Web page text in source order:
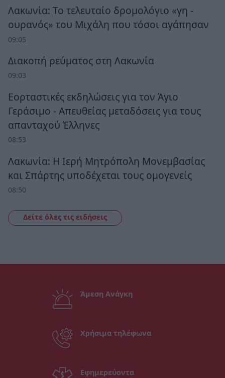
Λακωνία: Το τελευταίο δρομολόγιο «γη -
ουρανός» του Μιχάλη που τόσοι αγάπησαν
09:05
Διακοπή ρεύματος στη Λακωνία
09:03
Εορταστικές εκδηλώσεις για τον Άγιο
Γεράσιμο - Απευθείας μεταδόσεις για τους
απανταχού Έλληνες
08:53
Λακωνία: Η Ιερή Μητρόπολη Μονεμβασίας
και Σπάρτης υποδέχεται τους ομογενείς
08:50
Δείτε όλες τις ειδήσεις
Άμεση Ανάγκη
Χρήσιμα τηλέφωνα
Εφημερεύοντα